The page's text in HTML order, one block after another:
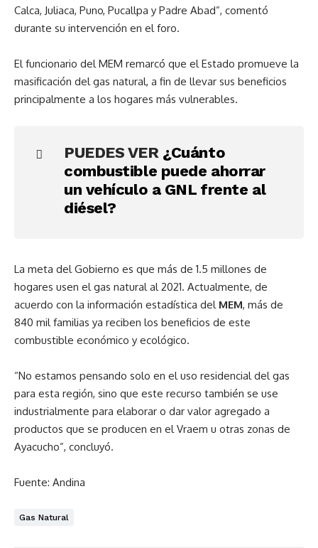
Calca, Juliaca, Puno, Pucallpa y Padre Abad”, comentó
durante su intervención en el foro.
El funcionario del MEM remarcó que el Estado promueve la
masificación del gas natural, a fin de llevar sus beneficios
principalmente a los hogares más vulnerables.
PUEDES VER ¿Cuánto
combustible puede ahorrar
un vehículo a GNL frente al
diésel?
La meta del Gobierno es que más de 1.5 millones de
hogares usen el gas natural al 2021. Actualmente, de
acuerdo con la información estadística del MEM, más de
840 mil familias ya reciben los beneficios de este
combustible económico y ecológico.
“No estamos pensando solo en el uso residencial del gas
para esta región, sino que este recurso también se use
industrialmente para elaborar o dar valor agregado a
productos que se producen en el Vraem u otras zonas de
Ayacucho”, concluyó.
Fuente: Andina
Gas Natural